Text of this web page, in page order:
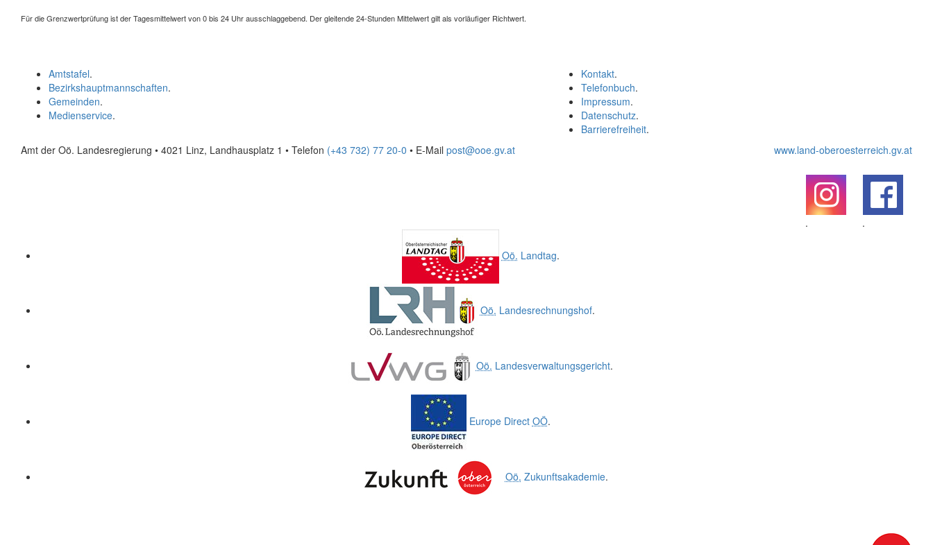
Für die Grenzwertprüfung ist der Tagesmittelwert von 0 bis 24 Uhr ausschlaggebend. Der gleitende 24-Stunden Mittelwert gilt als vorläufiger Richtwert.
Kontakt.
Telefonbuch.
Impressum.
Datenschutz.
Barrierefreiheit.
Amtstafel.
Bezirkshauptmannschaften.
Gemeinden.
Medienservice.
Amt der Oö. Landesregierung • 4021 Linz, Landhausplatz 1 • Telefon (+43 732) 77 20-0 • E-Mail post@ooe.gv.at www.land-oberoesterreich.gv.at
.
.
Oö. Landtag.
Oö. Landesrechnungshof.
Oö. Landesverwaltungsgericht.
Europe Direct OÖ.
Oö. Zukunftsakademie.